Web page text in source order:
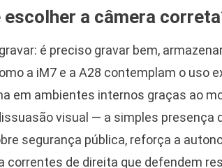
escolher a câmera
é preciso gravar bem,
a iM7 e a A28 contemplam o uso
em ambientes internos graças ao
visual — a simples presença
segurança pública, reforça a
correntes de direita que defendem